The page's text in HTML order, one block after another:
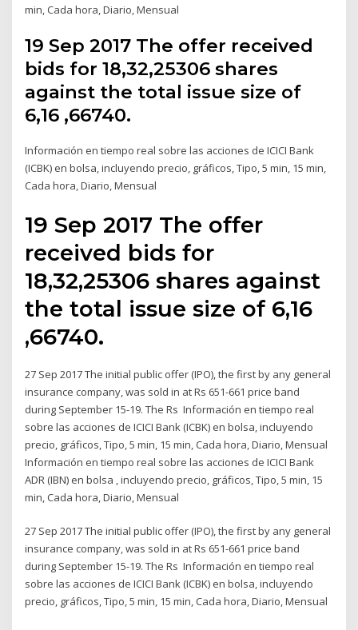
min, Cada hora, Diario, Mensual
19 Sep 2017 The offer received
bids for 18,32,25306 shares
against the total issue size of
6,16 ,66740.
Información en tiempo real sobre las acciones de ICICI Bank
(ICBK) en bolsa, incluyendo precio, gráficos, Tipo, 5 min, 15 min,
Cada hora, Diario, Mensual
19 Sep 2017 The offer
received bids for
18,32,25306 shares against
the total issue size of 6,16
,66740.
27 Sep 2017 The initial public offer (IPO), the first by any general
insurance company, was sold in at Rs 651-661 price band
during September 15-19. The Rs Información en tiempo real
sobre las acciones de ICICI Bank (ICBK) en bolsa, incluyendo
precio, gráficos, Tipo, 5 min, 15 min, Cada hora, Diario, Mensual
Información en tiempo real sobre las acciones de ICICI Bank
ADR (IBN) en bolsa , incluyendo precio, gráficos, Tipo, 5 min, 15
min, Cada hora, Diario, Mensual
27 Sep 2017 The initial public offer (IPO), the first by any general
insurance company, was sold in at Rs 651-661 price band
during September 15-19. The Rs Información en tiempo real
sobre las acciones de ICICI Bank (ICBK) en bolsa, incluyendo
precio, gráficos, Tipo, 5 min, 15 min, Cada hora, Diario, Mensual